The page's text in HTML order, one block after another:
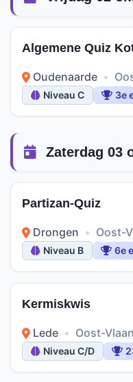
Algemene Quiz
Oudenaarde •
Niveau C 3e
Zaterdag 03
Partizan-Quiz
Drongen • Oost-
Niveau B 6e
Kermiskwis
Lede • Oost-
Niveau C/D